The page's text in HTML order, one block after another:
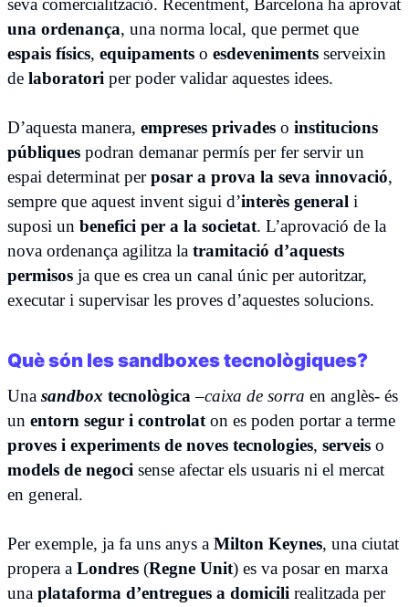
seva comercialització. Recentment, Barcelona ha aprovat
una ordenança, una norma local, que permet que
espais físics, equipaments o esdeveniments serveixin
de laboratori per poder validar aquestes idees.
D’aquesta manera, empreses privades o institucions
públiques podran demanar permís per fer servir un
espai determinat per posar a prova la seva innovació,
sempre que aquest invent sigui d’interès general i
suposi un benefici per a la societat. L’aprovació de la
nova ordenança agilitza la tramitació d’aquests
permisos ja que es crea un canal únic per autoritzar,
executar i supervisar les proves d’aquestes solucions.
Què són les sandboxes tecnològiques?
Una sandbox tecnològica –caixa de sorra en anglès- és
un entorn segur i controlat on es poden portar a terme
proves i experiments de noves tecnologies, serveis o
models de negoci sense afectar els usuaris ni el mercat
en general.
Per exemple, ja fa uns anys a Milton Keynes, una ciutat
propera a Londres (Regne Unit) es va posar en marxa
una plataforma d’entregues a domicili realitzada per